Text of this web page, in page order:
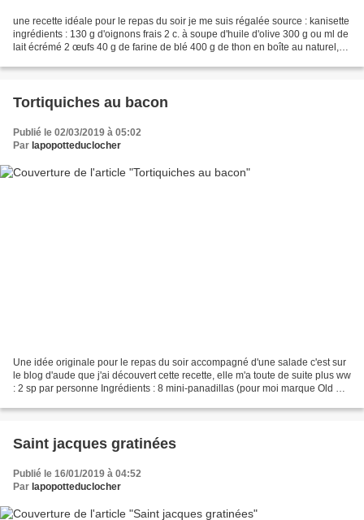
une recette idéale pour le repas du soir je me suis régalée source : kanisette
ingrédients : 130 g d'oignons frais 2 c. à soupe d'huile d'olive 300 g ou ml de
lait écrémé 2 œufs 40 g de farine de blé 400 g de thon en boîte au naturel,
Tortiquiches au bacon
Publié le 02/03/2019 à 05:02
Par lapopotteduclocher
Une idée originale pour le repas du soir accompagné d'une salade c'est sur
le blog d'aude que j'ai découvert cette recette, elle m'a toute de suite plus ww
: 2 sp par personne Ingrédients : 8 mini-panadillas (pour moi marque Old El
Saint jacques gratinées
Publié le 16/01/2019 à 04:52
Par lapopotteduclocher